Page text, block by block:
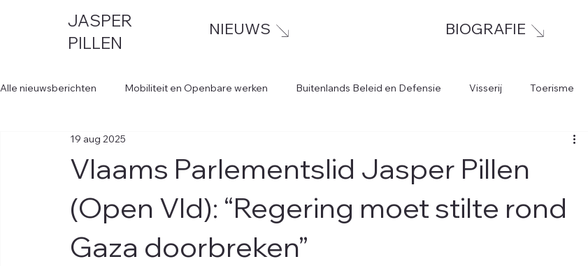
JASPER
PILLEN
NIEUWS BIOGRAFIE
Alle nieuwsberichten Mobiliteit en Openbare werken Buitenlands Beleid en Defensie Visserij Toerisme
Vlaams Parlementslid Jasper Pillen
(Open Vld): “Regering moet stilte rond
Gaza doorbreken”
19 aug 2025